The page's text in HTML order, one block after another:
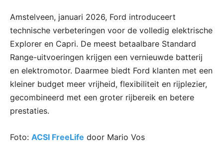
Amstelveen, januari 2026, Ford introduceert
technische verbeteringen voor de volledig elektrische
Explorer en Capri. De meest betaalbare Standard
Range-uitvoeringen krijgen een vernieuwde batterij
en elektromotor. Daarmee biedt Ford klanten met een
kleiner budget meer vrijheid, flexibiliteit en rijplezier,
gecombineerd met een groter rijbereik en betere
prestaties.
Foto: ACSI FreeLife door Mario Vos